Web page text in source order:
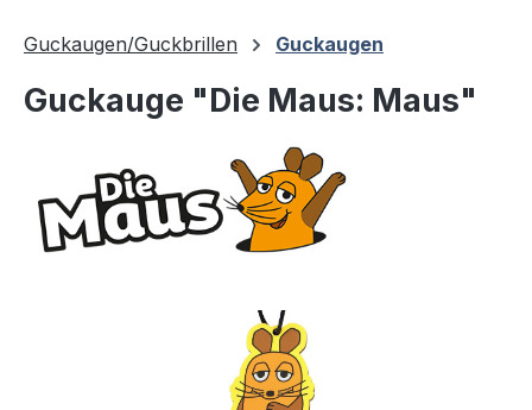
Guckaugen/Guckbrillen Guckaugen
Guckauge "Die Maus: Maus"